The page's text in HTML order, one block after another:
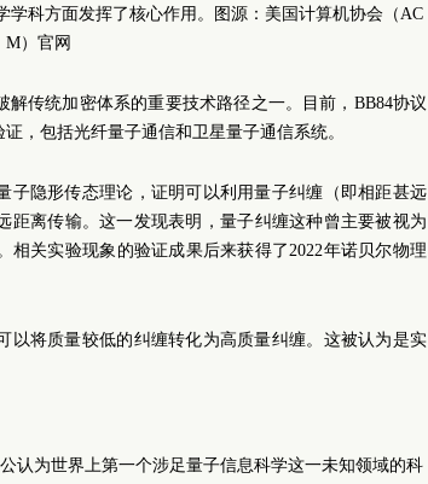
科方面发挥了核心作用。图源：美国计算机协会（AC
M）官网
传统加密体系的重要技术路径之一。目前，BB84协议
，包括光纤量子通信和卫星量子通信系统。
子隐形传态理论，证明可以利用量子纠缠（即相距甚远
距离传输。这一发现表明，量子纠缠这种曾主要被视为
关实验现象的验证成果后来获得了2022年诺贝尔物理
以将质量较低的纠缠转化为高质量纠缠。这被认为是实
认为世界上第一个涉足量子信息科学这一未知领域的科